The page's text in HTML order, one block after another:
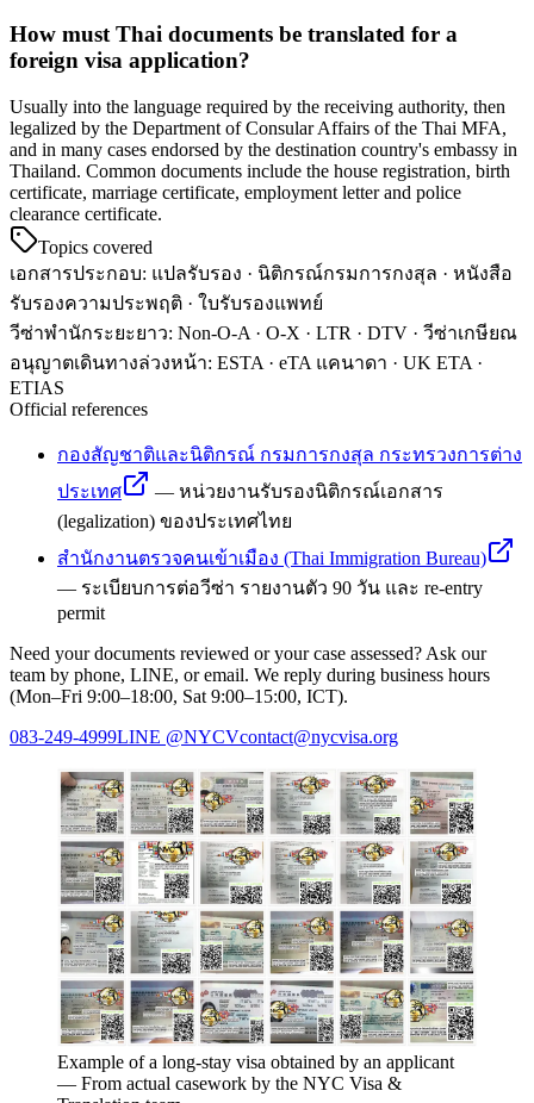
How must Thai documents be translated for a
foreign visa application?
Usually into the language required by the receiving authority, then
legalized by the Department of Consular Affairs of the Thai MFA,
and in many cases endorsed by the destination country's embassy in
Thailand. Common documents include the house registration, birth
certificate, marriage certificate, employment letter and police
clearance certificate.
Topics covered
เอกสารประกอบ: แปลรับรอง · นิติกรณ์กรมการกงสุล · หนังสือ
รับรองความประพฤติ · ใบรับรองแพทย์
วีซ่าพำนักระยะยาว: Non-O-A · O-X · LTR · DTV · วีซ่าเกษียณ
อนุญาตเดินทางล่วงหน้า: ESTA · eTA แคนาดา · UK ETA ·
ETIAS
Official references
กองสัญชาติและนิติกรณ์ กรมการกงสุล กระทรวงการต่าง
ประเทศ
— หน่วยงานรับรองนิติกรณ์เอกสาร
(legalization) ของประเทศไทย
สำนักงานตรวจคนเข้าเมือง (Thai Immigration Bureau)
— ระเบียบการต่อวีซ่า รายงานตัว 90 วัน และ re-entry
permit
Need your documents reviewed or your case assessed? Ask our
team by phone, LINE, or email. We reply during business hours
(Mon–Fri 9:00–18:00, Sat 9:00–15:00, ICT).
083-249-4999LINE @NYCVcontact@nycvisa.org
Example of a long-stay visa obtained by an applicant
— From actual casework by the NYC Visa &